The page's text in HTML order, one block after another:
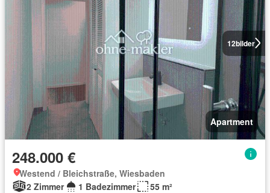
12bilder
Apartment
248.000 €
Westend / Bleichstraße, Wiesbaden
2 Zimmer
1 Badezimmer
55 m²